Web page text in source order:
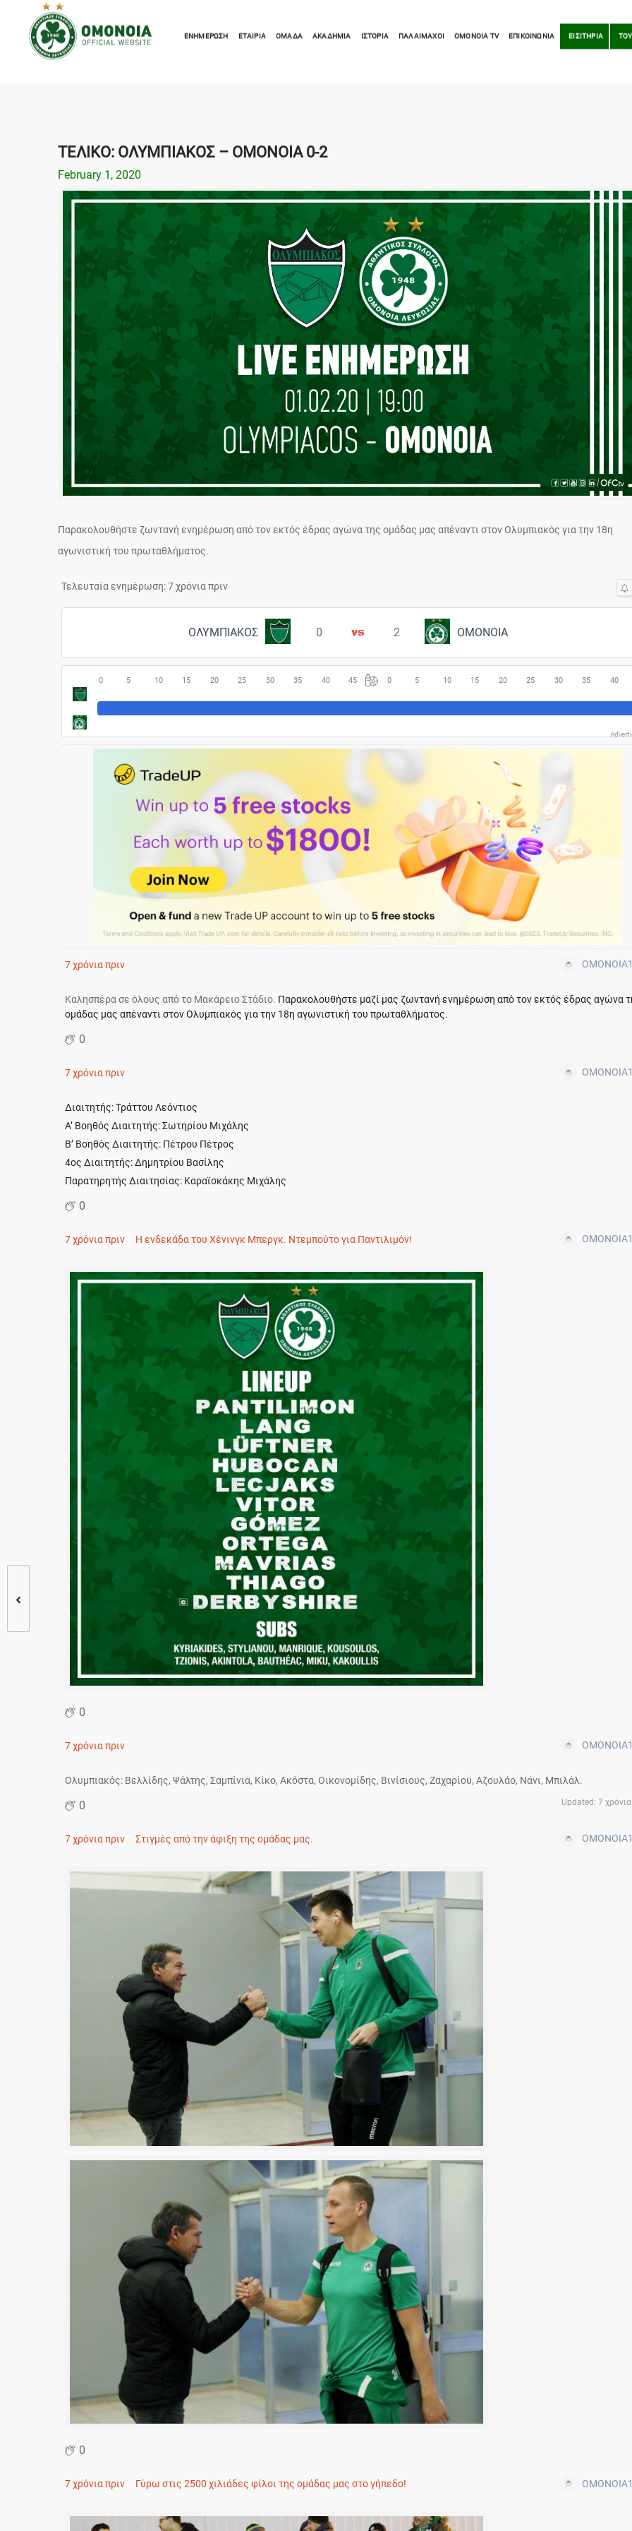
info@omonoiafc.com.cy
ΤΕΛΙΚΟ: ΟΛΥΜΠΙΑΚΟΣ – ΟΜΟΝΟΙΑ 0-2
February 1, 2020
Παρακολουθήστε ζωντανή ενημέρωση από τον εκτός έδρας αγώνα της ομάδας μας απέναντι στον Ολυμπιακός για την 18η
αγωνιστική του πρωταθλήματος.
Τελευταία ενημέρωση: 7 χρόνια πριν
0
ΟΛΥΜΠΙΑΚΟΣ 2 ΟΜΟΝΟΙΑ
0 5 10 15 20 25 30 35 40 45 0 5 10 15 20 25 30 35 40
7 χρόνια πριν
Καλησπέρα σε όλους από το Μακάρειο Στάδιο. Παρακολουθήστε μαζί μας ζωντανή ενημέρωση από τον εκτός έδρας αγώνα
ομάδας μας απέναντι στον Ολυμπιακός για την 18η αγωνιστική του πρωταθλήματος.
0
7 χρόνια πριν
Διαιτητής: Τράττου Λεόντιος
Α’ Βοηθός Διαιτητής: Σωτηρίου Μιχάλης
Β’ Βοηθός Διαιτητής: Πέτρου Πέτρος
4ος Διαιτητής: Δημητρίου Βασίλης
Παρατηρητής Διαιτησίας: Καραϊσκάκης Μιχάλης
0
7 χρόνια πριν Η ενδεκάδα του Χένινγκ Μπεργκ. Ντεμπούτο για Παντιλιμόν!
0
7 χρόνια πριν
Ολυμπιακός: Βελλίδης, Ψάλτης, Σαμπίνια, Κίκο, Ακόστα, Οικονομίδης, Βινίσιους, Ζαχαρίου, Αζουλάο, Νάνι, Μπιλάλ.
Updated: 7
0
7 χρόνια πριν Στιγμές από την άφιξη της ομάδας μας.
0
7 χρόνια πριν Γύρω στις 2500 χιλιάδες φίλοι της ομάδας μας στο γήπεδο!